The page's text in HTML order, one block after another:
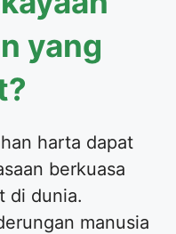
yang
harta dapat
berkuasa
di dunia.
manusia